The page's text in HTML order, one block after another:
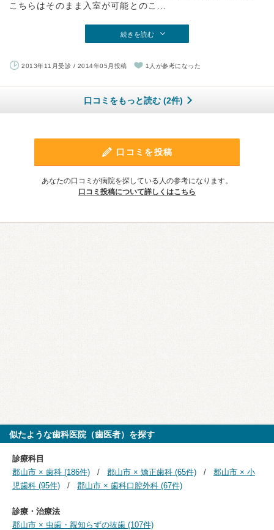
こちらはそのまま入室が可能とのこ...
続きを読む
2013年11月受診 / 2014年05月投稿 1人が参考になった
口コミをもっと読む (2件)
口コミを投稿
あなたの口コミが病院を探している人の参考になります。
口コミ投稿について詳しくはこちら
似たような歯科医院（歯医者）を探す
診療科目
郡山市 × 歯科 (186件)
郡山市 × 矯正歯科 (65件)
郡山市 × 小
児歯科 (95件)
郡山市 × 歯科口腔外科 (67件)
診療・治療法
郡山市 × 虫歯・親知らずの抜歯 (107件)